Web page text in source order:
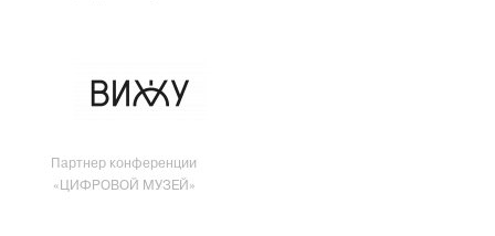
Партнер конференции
«ЦИФРОВОЙ МУЗЕЙ»